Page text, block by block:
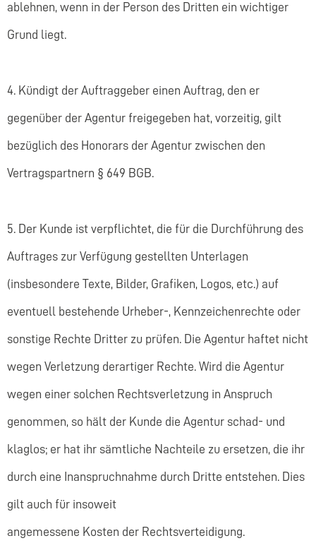
ablehnen, wenn in der Person des Dritten ein wichtiger
Grund liegt.
4. Kündigt der Auftraggeber einen Auftrag, den er
gegenüber der Agentur freigegeben hat, vorzeitig, gilt
bezüglich des Honorars der Agentur zwischen den
Vertragspartnern § 649 BGB.
5. Der Kunde ist verpflichtet, die für die Durchführung des
Auftrages zur Verfügung gestellten Unterlagen
(insbesondere Texte, Bilder, Grafiken, Logos, etc.) auf
eventuell bestehende Urheber-, Kennzeichenrechte oder
sonstige Rechte Dritter zu prüfen. Die Agentur haftet nicht
wegen Verletzung derartiger Rechte. Wird die Agentur
wegen einer solchen Rechtsverletzung in Anspruch
genommen, so hält der Kunde die Agentur schad- und
klaglos; er hat ihr sämtliche Nachteile zu ersetzen, die ihr
durch eine Inanspruchnahme durch Dritte entstehen. Dies
gilt auch für insoweit
angemessene Kosten der Rechtsverteidigung.